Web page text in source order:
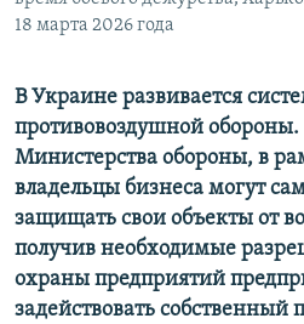
18 марта 2026 года
В Украине развивается
противовоздушной обороны.
Министерства обороны, в
владельцы бизнеса могут
защищать свои объекты от
получив необходимые
охраны предприятий
задействовать собственный